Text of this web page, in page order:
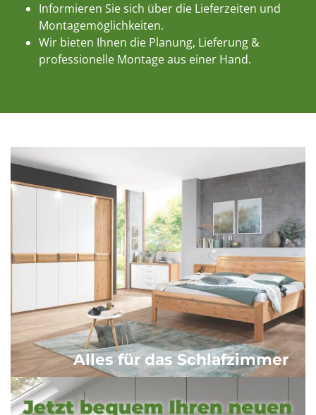
Informieren Sie sich über die Lieferzeiten und
Montagemöglichkeiten.
Wir bieten Ihnen die Planung, Lieferung &
professionelle Montage aus einer Hand.
Alles für das Schlafzimmer